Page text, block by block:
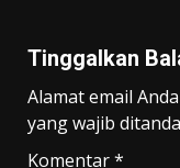
Tinggalkan
Alamat email
yang wajib
Komentar*